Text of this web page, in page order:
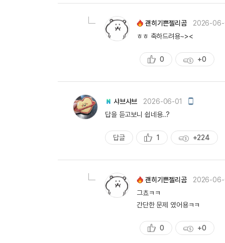
괜히기쁜젤리곰
2026-
ㅎㅎ 축하드려용~><
추
천
0
획
득
+0
샤브샤브 2026-06-01
모
성
답을 듣고보니 쉽네용..?
답글
추
천
1
획
득
+224
괜히기쁜젤리곰
2026-06-
그쵸ㅋㅋ
간단한 문제 였어용ㅋㅋ
추
0
획
+0